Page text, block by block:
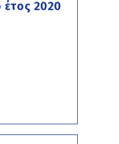
2020